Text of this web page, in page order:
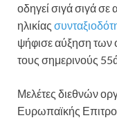
οδηγεί σιγά σιγά
ηλικίας
ψήφισε αύξηση των
τους σημερινούς
Μελέτες διεθνών
Ευρωπαϊκής